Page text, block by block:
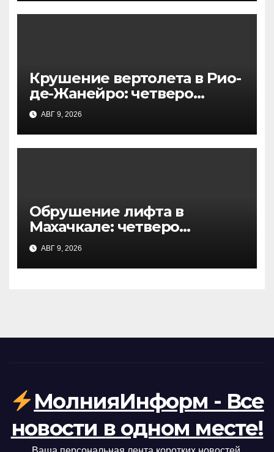
Крушение вертолета в Рио-
де-Жанейро: четверо
погибших в национальном
парке, начато
расследование
АВГ 9, 2026
Обрушение лифта в
Махачкале: четверо
пострадавших из-за
перегруза
АВГ 9, 2026
МолнияИнформ - Все
новости в одном месте!